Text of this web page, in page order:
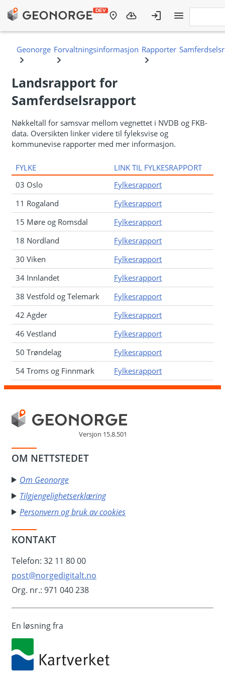
Landsrapport for
Samferdselsrapport
Nøkkeltall for samsvar mellom vegnettet i NVDB og FKB-
data. Oversikten linker videre til fyleksvise og
kommunevise rapporter med mer informasjon.
FYLKE
LINK TIL FYLKESRAPPORT
03 Oslo
Fylkesrapport
11 Rogaland
Fylkesrapport
15 Møre og Romsdal
Fylkesrapport
18 Nordland
Fylkesrapport
30 Viken
Fylkesrapport
34 Innlandet
Fylkesrapport
38 Vestfold og Telemark
Fylkesrapport
42 Agder
Fylkesrapport
46 Vestland
Fylkesrapport
50 Trøndelag
Fylkesrapport
54 Troms og Finnmark
Fylkesrapport